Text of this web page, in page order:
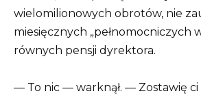
wielomilionowych obrotów, nie
miesięcznych „pełnomocniczych
równych pensji dyrektora.
— To nic — warknął. — Zostawię ci